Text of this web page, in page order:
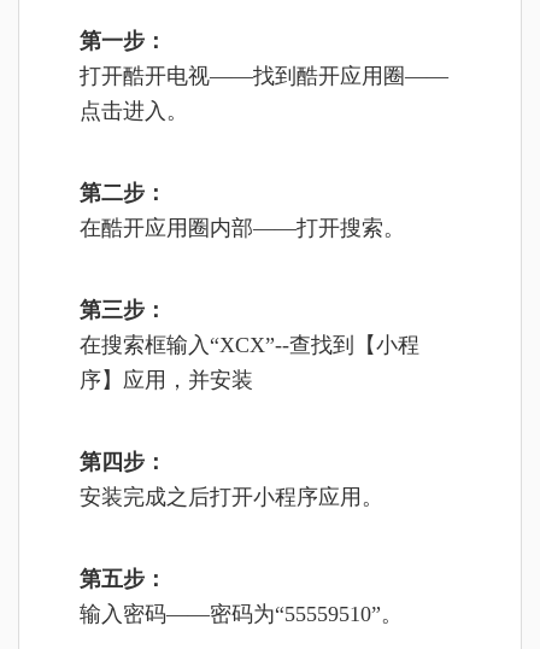
第一步：
打开酷开电视——找到酷开应用圈——
点击进入。
第二步：
在酷开应用圈内部——打开搜索。
第三步：
在搜索框输入“XCX”--查找到【小程
序】应用，并安装
第四步：
安装完成之后打开小程序应用。
第五步：
输入密码——密码为“55559510”。